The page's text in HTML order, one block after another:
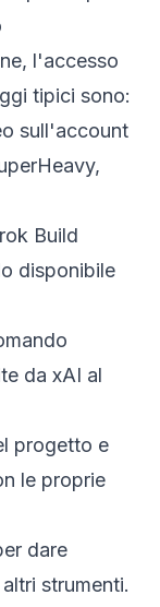
l'accesso
tipici sono:
sull'account
Build
disponibile
da xAI al
progetto e
le proprie
dare
strumenti.